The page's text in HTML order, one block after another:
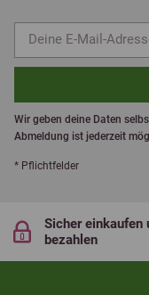
Wir geben deine Daten
Abmeldung ist jederzeit
* Pflichtfelder
Sicher einkaufen
bezahlen